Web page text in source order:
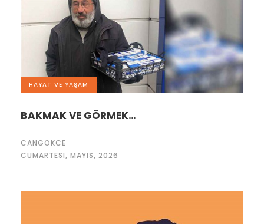
HAYAT VE YAŞAM
BAKMAK VE GÖRMEK…
CANGOKCE
CUMARTESI, MAYIS, 2026